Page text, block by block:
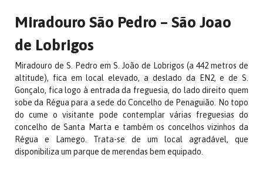
Miradouro São Pedro – São Joao
de Lobrigos
Miradouro de S. Pedro em S. João de Lobrigos (a 442 metros de
altitude), fica em local elevado, a deslado da EN2, e de S.
Gonçalo, fica logo à entrada da freguesia, do lado direito quem
sobe da Régua para a sede do Concelho de Penaguião. No topo
do cume o visitante pode contemplar várias freguesias do
concelho de Santa Marta e também os concelhos vizinhos da
Régua e Lamego. Trata-se de um local agradável, que
disponibiliza um parque de merendas bem equipado.